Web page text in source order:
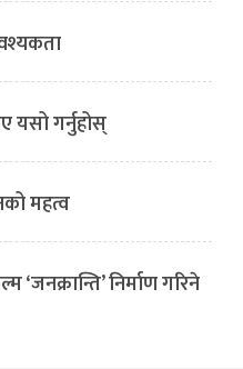
यसो गर्नुहोस्
महत्व
निर्माण गरिने